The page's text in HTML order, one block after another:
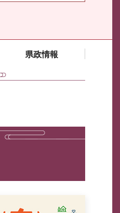
県政情報